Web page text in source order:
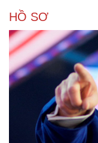
Cải chính
HỒ SƠ